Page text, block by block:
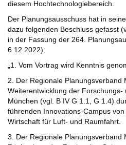
diesem Hochtechnologiebereich.
Der Planungsausschuss hat in
dazu folgenden Beschluss gefasst
in der Fassung der 264.
6.12.2022):
„1. Vom Vortrag wird Kenntnis
2. Der Regionale Planungsverband
Weiterentwicklung der Forschungs-
München (vgl. B IV G 1.1, G 1.4)
führenden Innovations-Campus
Wirtschaft für Luft- und Raumfahrt.
3. Der Regionale Planungsverband